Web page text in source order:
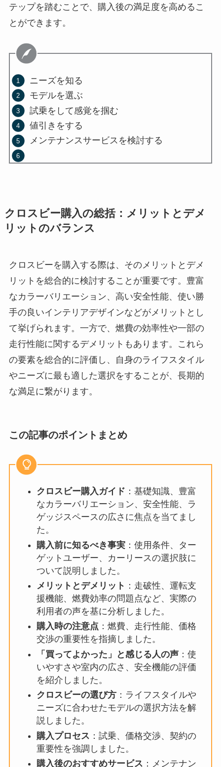
テップを踏むことで、購入後の満足度を高めるこ
とができます。
ニーズを知る
モデルを選ぶ
試乗をして感覚を掴む
値引きをする
メンテナンスサービスを検討する
クロスビー購入の総括：メリットとデメ
リットのバランス
クロスビーを購入する際は、そのメリットとデメ
リットを総合的に検討することが重要です。豊富
なカラーバリエーション、高い安全性能、使い勝
手の良いインテリアデザインなどがメリットとし
て挙げられます。一方で、燃費の効率性や一部の
走行性能に関するデメリットもあります。これら
の要素を総合的に評価し、自身のライフスタイル
やニーズに最も適した選択をすることが、長期的
な満足に繋がります。
この記事のポイントまとめ
クロスビー購入ガイド ：基礎知識、豊富
なカラーバリエーション、安全性能、ラ
ゲッジスペースの広さに焦点を当てまし
た。
購入前に知るべき事実：使用条件、ター
ゲットユーザー、カーリースの選択肢に
ついて説明しました。
メリットとデメリット ：走破性、運転支
援機能、燃費効率の問題点など、実際の
利用者の声を基に分析しました。
購入時の注意点 ：燃費、走行性能、価格
交渉の重要性を指摘しました。
「買ってよかった」と感じる人の声：使
いやすさや室内の広さ、安全機能の評価
を紹介しました。
クロスビーの選び方：ライフスタイルや
ニーズに合わせたモデルの選択方法を解
説しました。
購入プロセス ：試乗、価格交渉、契約の
重要性を強調しました。
購入後のおすすめサービス ：メンテナン